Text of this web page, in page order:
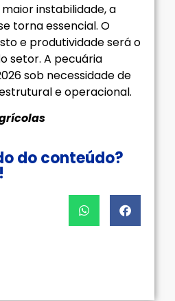
instabilidade, a
torna essencial. O
e produtividade será o
setor. A pecuária
sob necessidade de
e operacional.
do conteúdo?